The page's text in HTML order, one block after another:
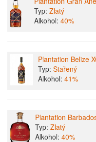
Typ: Zlatý
Alkohol: 40%
Plantation Belize
Typ: Stařený
Alkohol: 41%
Plantation
Typ: Zlatý
Alkohol: 40%